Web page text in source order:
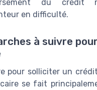
du crédit
en difficulté.
à suivre
pour solliciter un
se fait